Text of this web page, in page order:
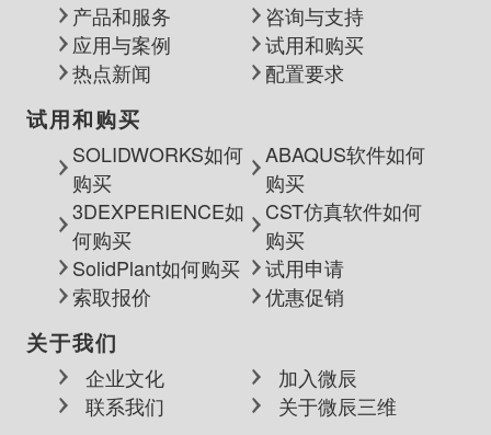
产品和服务
咨询与支持
应用与案例
试用和购买
热点新闻
配置要求
试用和购买
SOLIDWORKS如何
购买
ABAQUS软件如何
购买
3DEXPERIENCE如
何购买
CST仿真软件如何
购买
SolidPlant如何购买
试用申请
索取报价
优惠促销
关于我们
企业文化
加入微辰
联系我们
关于微辰三维